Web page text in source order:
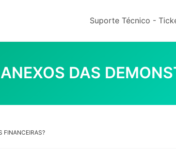
Suporte Técnico -
DAS
FINANCEIRAS?